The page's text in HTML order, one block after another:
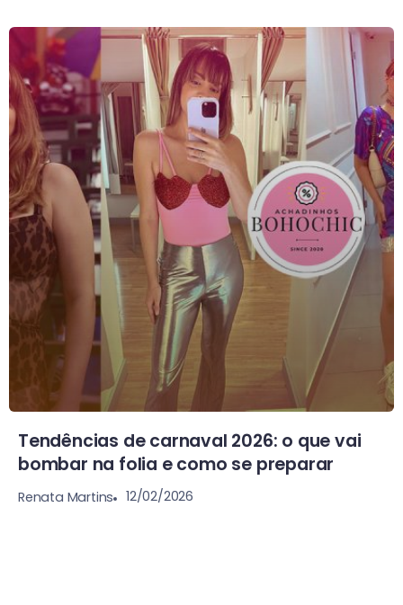
Tendências de carnaval 2026: o que vai
bombar na folia e como se preparar
Renata Martins 12/02/2026